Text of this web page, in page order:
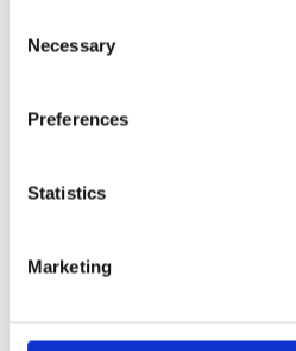
Selection
Necessary
Preferences
Statistics
Marketing